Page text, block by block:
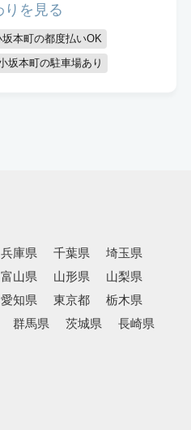
駅から徒歩10分以内
駐車場あり
を見る
坂本町の都度払いOK
坂本町の駐車場あり
兵庫県 千葉県
埼玉県
富山県 山形県
山梨県
愛知県 東京都
栃木県
群馬県 茨城県
長崎県